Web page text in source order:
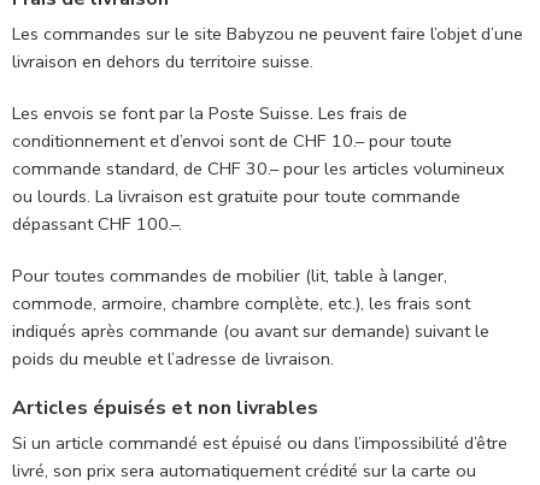
Les commandes sur le site Babyzou ne peuvent faire l’objet d’une
livraison en dehors du territoire suisse.
Les envois se font par la Poste Suisse. Les frais de
conditionnement et d’envoi sont de CHF 10.– pour toute
commande standard, de CHF 30.– pour les articles volumineux
ou lourds. La livraison est gratuite pour toute commande
dépassant CHF 100.–.
Pour toutes commandes de mobilier (lit, table à langer,
commode, armoire, chambre complète, etc.), les frais sont
indiqués après commande (ou avant sur demande) suivant le
poids du meuble et l’adresse de livraison.
Articles épuisés et non livrables
Si un article commandé est épuisé ou dans l’impossibilité d’être
livré, son prix sera automatiquement crédité sur la carte ou